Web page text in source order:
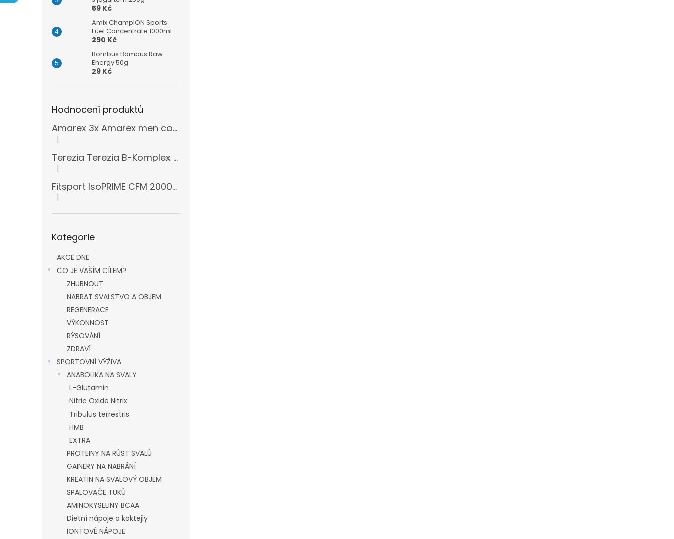
59 Kč
Amix ChampION Sports
Fuel Concentrate 1000ml
290 Kč
Bombus Bombus Raw
Energy 50g
29 Kč
Hodnocení produktů
Amarex 3x Amarex men complex 120 kapslí
Hodnocení produktu je 5 z 5 hvězdiček.
|
Terezia Terezia B-Komplex super forte 100 tablet
Hodnocení produktu je 5 z 5 hvězdiček.
|
Fitsport IsoPRIME CFM 2000g + šejkr
Hodnocení produktu je 5 z 5 hvězdiček.
|
kategorie
Kategorie
AKCE DNE
CO JE VAŠÍM CÍLEM?
ZHUBNOUT
NABRAT SVALSTVO A OBJEM
REGENERACE
VÝKONNOST
RÝSOVÁNÍ
ZDRAVÍ
SPORTOVNÍ VÝŽIVA
ANABOLIKA NA SVALY
L-Glutamin
Nitric Oxide Nitrix
Tribulus terrestris
HMB
EXTRA
PROTEINY NA RŮST SVALŮ
GAINERY NA NABRÁNÍ
KREATIN NA SVALOVÝ OBJEM
SPALOVAČE TUKŮ
AMINOKYSELINY BCAA
Dietní nápoje a koktejly
IONTOVÉ NÁPOJE